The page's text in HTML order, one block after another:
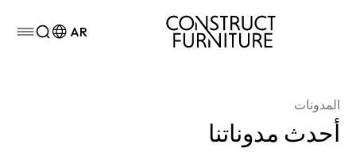
AR
المدونات
أحدث مدوناتنا